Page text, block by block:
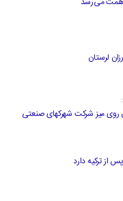
میز شرکت شهرکهای صنعتی
از ترکیه دارد